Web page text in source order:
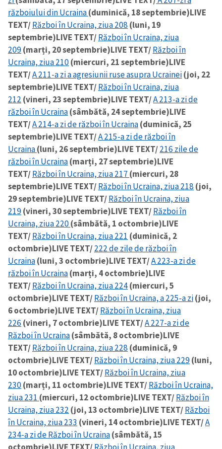
războiului din Ucraina(duminică, 18 septembrie)LIVE
TEXT/Război în Ucraina, ziua 208 (luni, 19
septembrie)LIVE TEXT/Război în Ucraina, ziua
209(marți, 20 septembrie)LIVE TEXT/Război în
Ucraina, ziua 210(miercuri, 21 septembrie)LIVE
TEXT/A 211-a zi a agresiunii ruse asupra Ucrainei(joi, 22
septembrie)LIVE TEXT/Război în Ucraina, ziua
212 (vineri, 23 septembrie)LIVE TEXT/A 213-a zi de
război în Ucraina(sâmbătă, 24 septembrie)LIVE
TEXT/A 214-a zi de război în Ucraina(duminică, 25
septembrie)LIVE TEXT/A 215-a zi de război în
Ucraina(luni, 26 septembrie)LIVE TEXT/216 zile de
război în Ucraina(marți, 27 septembrie)LIVE
TEXT/Război în Ucraina, ziua 217 (miercuri, 28
septembrie)LIVE TEXT/Război în Ucraina, ziua 218 (joi,
29 septembrie)LIVE TEXT/Război în Ucraina, ziua
219(vineri, 30 septembrie)LIVE TEXT/Război în
Ucraina, ziua 220(sâmbătă, 1 octombrie)LIVE
TEXT/Război în Ucraina, ziua 221 (duminică, 2
octombrie)LIVE TEXT/222 de zile de război în
Ucraina(luni, 3 octombrie)LIVE TEXT/A 223-a zi de
război în Ucraina(marți, 4 octombrie)LIVE
TEXT/Război în Ucraina, ziua 224(miercuri, 5
octombrie)LIVE TEXT/Război în Ucraina, a 225-a zi(joi,
6 octombrie)LIVE TEXT/Război în Ucraina, ziua
226 (vineri, 7 octombrie)LIVE TEXT/A 227-a zi de
Război în Ucraina(sâmbătă, 8 octombrie)LIVE
TEXT/Război în Ucraina, ziua 228 (duminică, 9
octombrie)LIVE TEXT/Război în Ucraina, ziua 229(luni,
10 octombrie)LIVE TEXT/Război în Ucraina, ziua
230(marți, 11 octombrie)LIVE TEXT/Război în Ucraina,
ziua 231 (miercuri, 12 octombrie)LIVE TEXT/Război în
Ucraina, ziua 232 (joi, 13 octombrie)LIVE TEXT/Război
în Ucraina, ziua 233 (vineri, 14 octombrie)LIVE TEXT/A
234-a zi de Război în Ucraina(sâmbătă, 15